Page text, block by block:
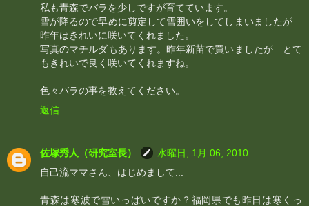
私も青森でバラを少しですが育てています。
雪が降るので早めに剪定して雪囲いをしてしまいましたが
昨年はきれいに咲いてくれました。
写真のマチルダもあります。昨年新苗で買いましたが とて
もきれいで良く咲いてくれますね。
色々バラの事を教えてください。
返信
佐塚秀人（研究室長）
水曜日, 1月 06, 2010
自己流ママさん、はじめまして...
青森は寒波で雪いっぱいですか？福岡県でも昨日は寒くっ